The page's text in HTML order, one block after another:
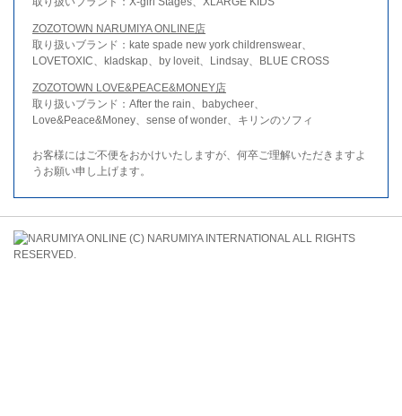
ZOZOTOWN NARUMIYA ONLINE店
取り扱いブランド：kate spade new york childrenswear、
LOVETOXIC、kladskap、by loveit、Lindsay、BLUE CROSS
ZOZOTOWN LOVE&PEACE&MONEY店
取り扱いブランド：After the rain、babycheer、
Love&Peace&Money、sense of wonder、キリンのソフィ
お客様にはご不便をおかけいたしますが、何卒ご理解いただきますよ
うお願い申し上げます。